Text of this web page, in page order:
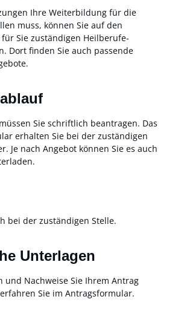
Ihre Weiterbildung für die
muss, können Sie auf den
Sie zuständigen Heilberufe-
Dort finden Sie auch passende
Sie schriftlich beantragen. Das
erhalten Sie bei der zuständigen
Je nach Angebot können Sie es auch
bei der zuständigen Stelle.
Unterlagen
und Nachweise Sie Ihrem Antrag
Sie im Antragsformular.